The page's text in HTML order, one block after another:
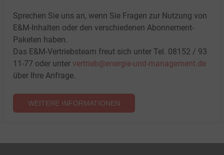
Sprechen Sie uns an, wenn Sie Fragen zur Nutzung von
E&M-Inhalten oder den verschiedenen Abonnement-
Paketen haben.
Das E&M-Vertriebsteam freut sich unter Tel. 08152 / 93
11-77 oder unter vertrieb@energie-und-management.de
über Ihre Anfrage.
WEITERE INFORMATIONEN